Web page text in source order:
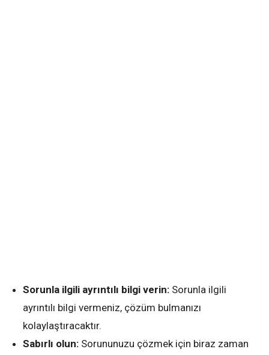
Sorunla ilgili ayrıntılı bilgi verin: Sorunla ilgili
ayrıntılı bilgi vermeniz, çözüm bulmanızı
kolaylaştıracaktır.
Sabırlı olun: Sorununuzu çözmek için biraz zaman